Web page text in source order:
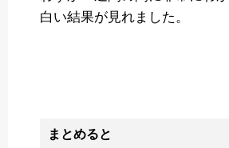
白い結果が見れました。
まとめると